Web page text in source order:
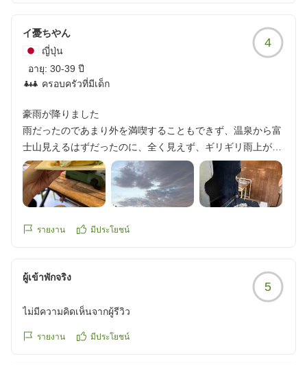
た。
ドームタイプの焚火はビレッジハウスの前でやっている所し
かできないですが、自分で火起こししたり、薪を買わない
分、楽でした(笑)スモア用に長めのBBQ用の串を持っていく
そのまま、花火をしたいことをハウスの人に伝えて、花火を
しました。
花火をする場所に望遠鏡も置いてありました。星にピントも
合わすのが大変でしたが、合った時は感動しました。
夜は夏でもだいぶ涼しくなります。少し肌寒いのと、湿気が
ないので風も気持ちが良いです。部屋に戻って、お風呂とシ
部屋の中ではオセロをしたり、カードゲームをしたりして、
ベッドも寝心地が良く、家族みんなぐっすり。
朝はマフィンを焼いて、ミルでコーヒーを挽き、贅沢な朝食
でした。
あっという間にに楽しい時間は過ぎましたが、とても良い想
ました。テントはとても汚く,仕切りのカーテンはやぶれてま
した。
また,金額が高い上に調理器具など全て追加料金で徴収すると
のこと。夏祭りの縁日らしきものが少しありましたが,それも
接客ですが,スタッフの1人がボーイッシュな女性で,ハキハキ
しているのですが鼻につく説明の仕方。口笛吹きながら対応
してました。
がとても良かったので,もっとその二つを売りにすべきかと思
いました。
この値段なら,普通の,ホテルに泊まった方がいいかなと,以前
泊まった時が良い思い出だっただけに残念でした。
クチコミの詳細はこちらから
https://review.travel.rakuten.co.jp/hotel/voice/176984?
reviewId=33123478264896
イ憂ちやん
ญี่ปุ่น
อายุ: 30-39 ปี
ครอบครัวที่มีเด็ก
4
豪雨が降りました
雨だったのであまり外を満喫することもできず、温泉から富
士山見えるはずだったのに、全く見えず、ギリギリ雨上がり
に雲がかった富士山見えました。晴れの日に行きたいと思い
ました。
クチコミの詳細はこちらから
reviewId=33123478223163
รายงาน มีประโยชน์
ผู้เข้าพักจริง
5
ไม่มีความคิดเห็นจากผู้รีวิว
รายงาน มีประโยชน์